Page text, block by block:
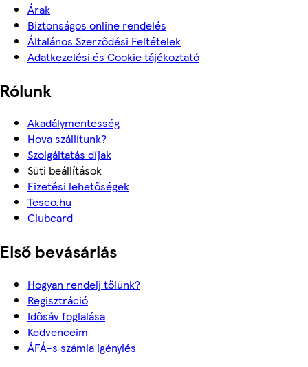
Árak
Biztonságos online rendelés
Általános Szerződési Feltételek
Adatkezelési és Cookie tájékoztató
Rólunk
Akadálymentesség
Hova szállítunk?
Szolgáltatás díjak
Süti beállítások
Fizetési lehetőségek
Tesco.hu
Clubcard
Első bevásárlás
Hogyan rendelj tőlünk?
Regisztráció
Idősáv foglalása
Kedvenceim
ÁFÁ-s számla igénylés